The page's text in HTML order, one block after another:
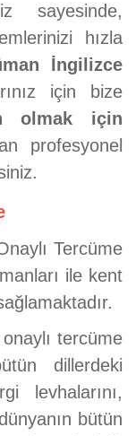
sayesinde,
hızla
İngilizce
için bize
olmak için
profesyonel
Tercüme
ile kent
tercüme
dillerdeki
levhalarını,
bütün